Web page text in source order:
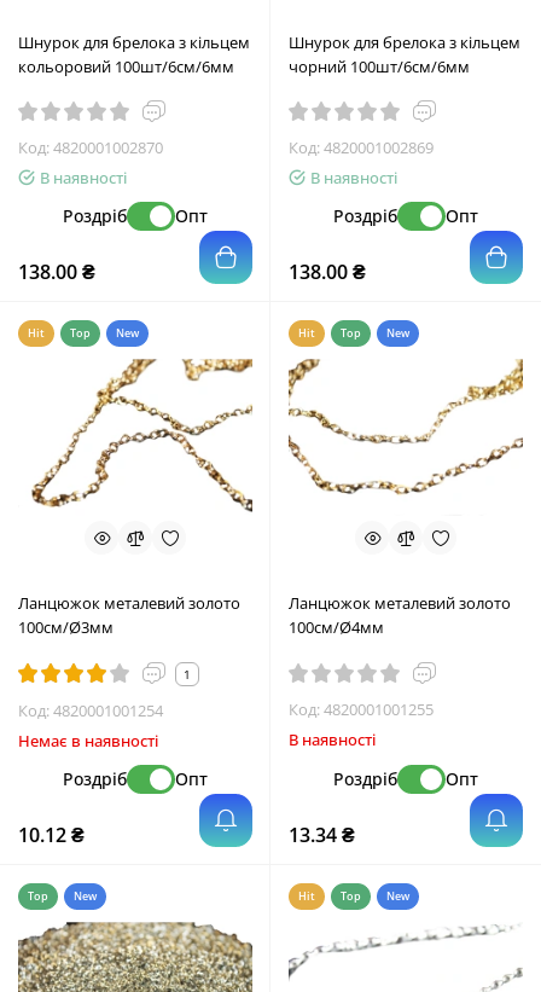
Шнурок для брелока з кільцем
кольоровий 100шт/6см/6мм
Код:4820001002870
В наявності
Роздріб Опт
138.00 ₴
Шнурок для брелока з кільцем
чорний 100шт/6см/6мм
Код:4820001002869
В наявності
Роздріб Опт
138.00 ₴
Hit Top New
Ланцюжок металевий золото
100см/Ø3мм
1
Код:4820001001254
Немає в наявності
Роздріб Опт
10.12 ₴
Hit Top New
Ланцюжок металевий золото
100см/Ø4мм
Код:4820001001255
В наявності
Роздріб Опт
13.34 ₴
Top New Hit Top New